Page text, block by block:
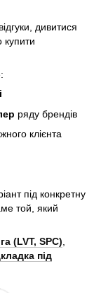
дивитися
ряду брендів
клієнта
під конкретну
той, який
(LVT, SPC)
під